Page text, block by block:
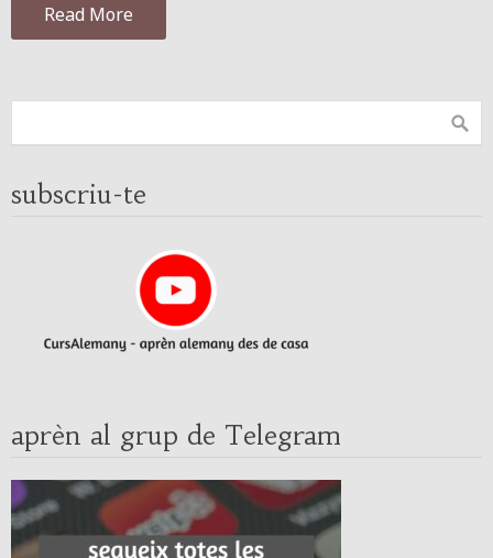
Read More
subscriu-te
aprèn al grup de Telegram